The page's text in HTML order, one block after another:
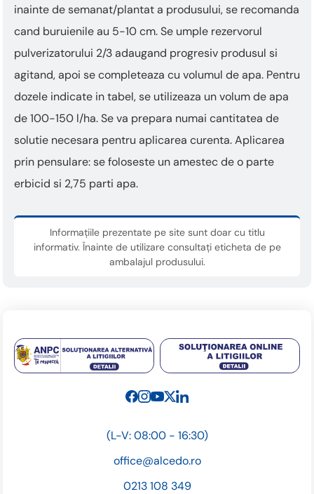
inainte de semanat/plantat a produsului, se recomanda
cand buruienile au 5-10 cm. Se umple rezervorul
pulverizatorului 2/3 adaugand progresiv produsul si
agitand, apoi se completeaza cu volumul de apa. Pentru
dozele indicate in tabel, se utilizeaza un volum de apa
de 100-150 l/ha. Se va prepara numai cantitatea de
solutie necesara pentru aplicarea curenta. Aplicarea
prin pensulare: se foloseste un amestec de o parte
erbicid si 2,75 parti apa.
Informațiile prezentate pe site sunt doar cu titlu
informativ. Înainte de utilizare consultați eticheta de pe
ambalajul produsului.
(L-V: 08:00 - 16:30)
office@alcedo.ro
0213 108 349